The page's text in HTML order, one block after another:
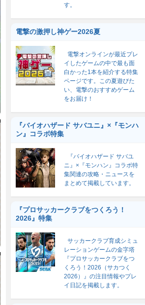
す。
電撃の激押し神ゲー2026夏
電撃オンラインが最近プレ
イしたゲームの中で最も面
白かった1本を紹介する特集
ページです。この夏遊びた
い、電撃のおすすめゲーム
をお届け！
『バイオハザード サバユニ』×『モンハ
ン』コラボ特集
『バイオハザード サバユ
ニ』×『モンハン』コラボ特
集関連の攻略・ニュースを
まとめて掲載しています。
『プロサッカークラブをつくろう！
2026』特集
サッカークラブ育成シミュ
レーションゲームの金字塔
『プロサッカークラブをつ
くろう！2026（サカつく
2026）』の注目情報やプレ
イ日記を掲載します。